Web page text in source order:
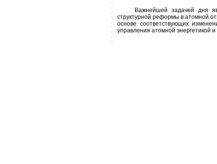
Важнейшей задачей дня
структурной реформы в атомной
основе соответствующих
управления атомной энергетикой